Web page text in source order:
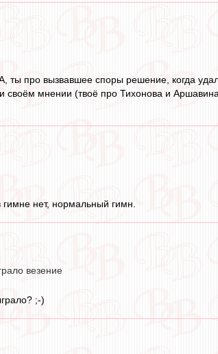
ты про вызвавшее споры решение, когда
своём мнении (твоё про Тихонова и
нет, нормальный гимн.
везение
;-)